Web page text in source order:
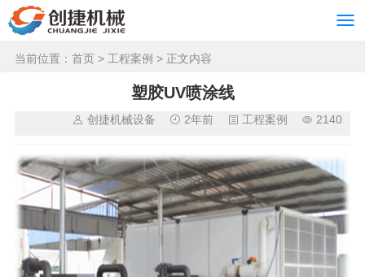
当前位置： 首页 > 工程案例 > 正文内容
塑胶UV喷涂线
创捷机械设备 2年前 工程案例 2140